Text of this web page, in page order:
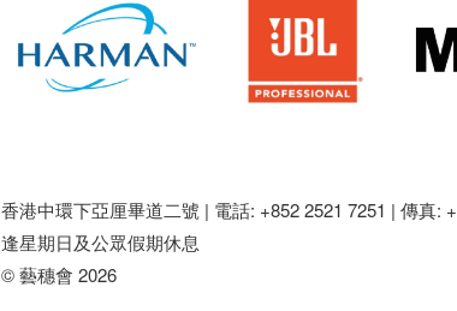
香港中環下亞厘畢道二號 | 電話: +852 2521 7251 | 傳真:
逢星期日及公眾假期休息
© 藝穗會 2026